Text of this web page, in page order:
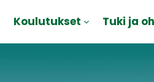
Koulutukset Tuki ja